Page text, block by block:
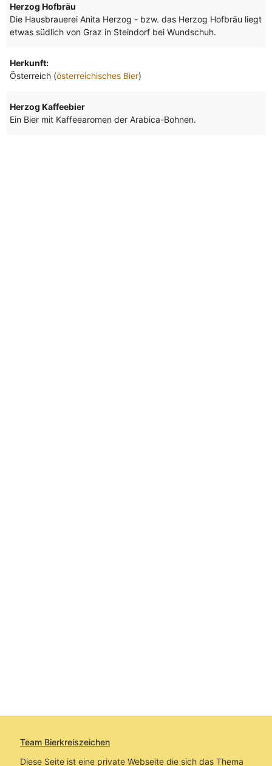
Herzog Hofbräu
Die Hausbrauerei Anita Herzog - bzw. das Herzog Hofbräu liegt
etwas südlich von Graz in Steindorf bei Wundschuh.
Herkunft:
Österreich (österreichisches Bier)
Herzog Kaffeebier
Ein Bier mit Kaffeearomen der Arabica-Bohnen.
Team Bierkreiszeichen
Diese Seite ist eine private Webseite die sich das Thema